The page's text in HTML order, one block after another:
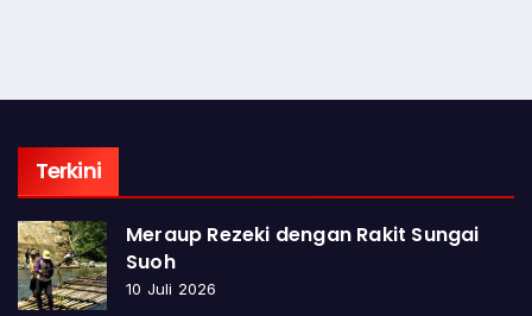
Terkini
Meraup Rezeki dengan Rakit Sungai
Suoh
10 Juli 2026